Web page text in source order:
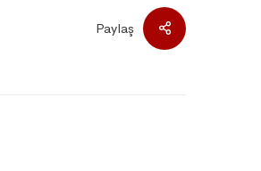
Paylaş